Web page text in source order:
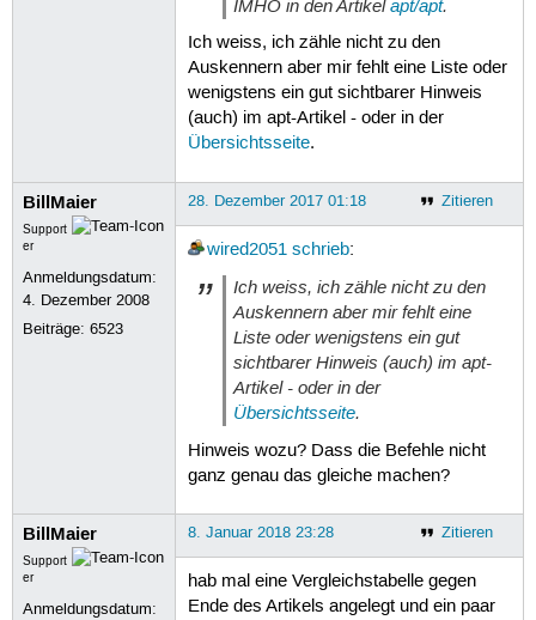
IMHO in den Artikelapt/apt.
Ich weiss, ich zähle nicht zu den
Auskennern aber mir fehlt eine Liste oder
wenigstens ein gut sichtbarer Hinweis
(auch) im apt-Artikel - oder in der
Übersichtsseite.
BillMaier
Support
er
Anmeldungsdatum:
4. Dezember 2008
Beiträge:6523
Zitieren
28. Dezember 2017 01:18
wired2051 schrieb:
Ich weiss, ich zähle nicht zu den
Auskennern aber mir fehlt eine
Liste oder wenigstens ein gut
sichtbarer Hinweis (auch) im apt-
Artikel - oder in der
Übersichtsseite.
Hinweis wozu? Dass die Befehle nicht
ganz genau das gleiche machen?
BillMaier
Support
er
Anmeldungsdatum:
Zitieren
8. Januar 2018 23:28
hab mal eine Vergleichstabelle gegen
Ende des Artikels angelegt und ein paar